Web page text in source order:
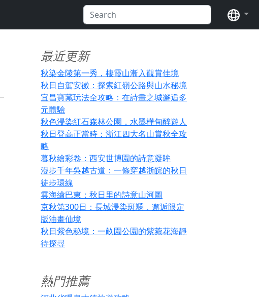
语
最近更新
秋染金陵第一秀，棲霞山漸入觀賞佳境
秋日自駕安徽：探索紅嶺公路與山水秘境
宜昌寶藏玩法全攻略：在詩畫之城邂逅多
元體驗
秋色浸染紅石森林公園，水墨樺甸醉遊人
秋日登高正當時：浙江四大名山賞秋全攻
略
暮秋繪彩卷：西安世博園的詩意凝眸
漫步千年吳越古道：一條穿越浙皖的秋日
徒步環線
雲海繪巴東：秋日里的詩意山河圖
京秋第300日：長城浸染斑斕，邂逅限定
版油畫仙境
秋日紫色秘境：一畝園公園的紫菀花海靜
待探尋
熱門推薦